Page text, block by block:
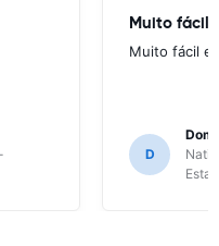
Muito fácil
Muito fácil e
D